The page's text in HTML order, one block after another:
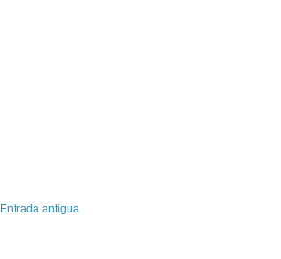
Entrada antigua